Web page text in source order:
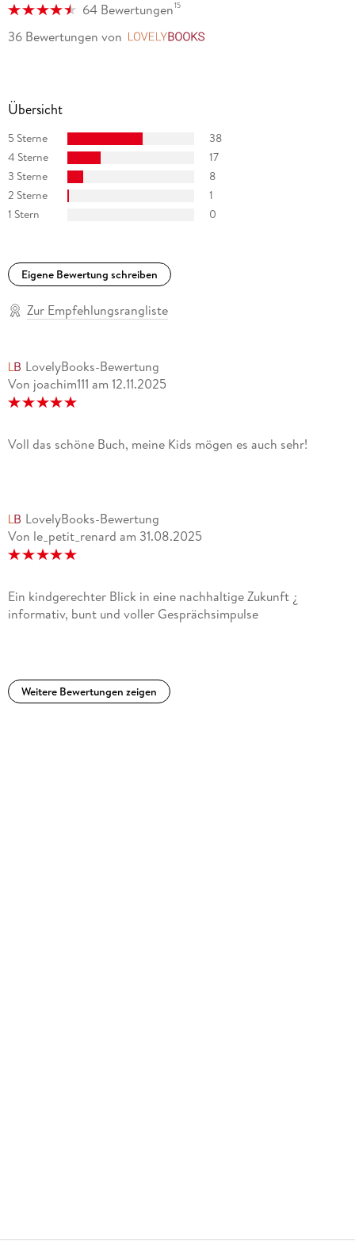
Papeterieprodukten und Kalendern zum Thema
Nachhaltigkeit beschäftigt sie sich in ihrer Arbeit mit
64 Bewertungen15
36 Bewertungen von
Übersicht
5 Sterne
38
4 Sterne
17
3 Sterne
8
2 Sterne
1
1 Stern
0
Eigene Bewertung schreiben
Zur Empfehlungsrangliste
LovelyBooks-Bewertung
Von joachim111 am 12.11.2025
Voll das schöne Buch, meine Kids mögen es auch sehr!
LovelyBooks-Bewertung
Von le_petit_renard am 31.08.2025
Ein kindgerechter Blick in eine nachhaltige Zukunft ¿
informativ, bunt und voller Gesprächsimpulse
Weitere Bewertungen zeigen